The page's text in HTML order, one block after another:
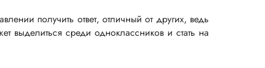
получить ответ, отличный от других, ведь
выделиться среди одноклассников и стать на